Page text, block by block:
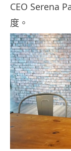
CEO Serena
度。